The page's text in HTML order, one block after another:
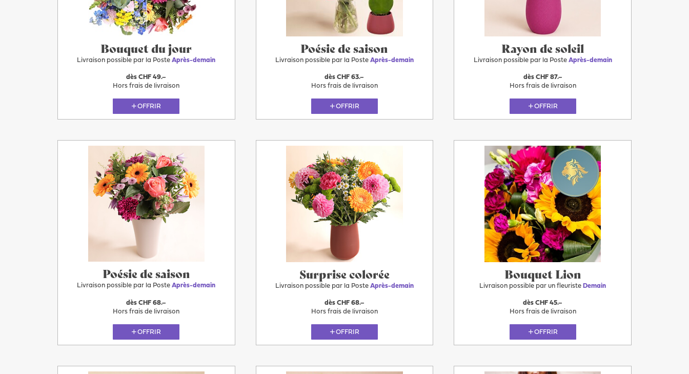
demain
Après-
demain
Bouquet du jour
Livraison possible par la PosteAprès-demain
dès CHF 49.–
Hors frais de livraison
OFFRIR
Poésie de saison
Livraison possible par la Poste Après-demain
Plus
Après-
demain
dès CHF 63.–
Hors frais de livraison
OFFRIR
Rayon de soleil
Livraison possible par la Poste Après-demain
Plus
Après-
demain
dès CHF 87.–
Hors frais de livraison
OFFRIR
Poésie de saison
Livraison possible par la PosteAprès-demain
dès CHF 68.–
Hors frais de livraison
OFFRIR
Surprise colorée
Livraison possible par la Poste Après-demain
dès CHF 68.–
Hors frais de livraison
OFFRIR
Bouquet Lion
Livraison possible par un fleuriste Demain
dès CHF 45.–
Hors frais de livraison
OFFRIR